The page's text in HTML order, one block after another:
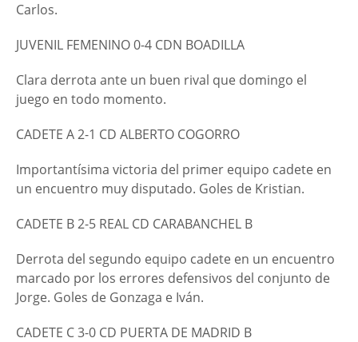
Carlos.
JUVENIL FEMENINO 0-4 CDN BOADILLA
Clara derrota ante un buen rival que domingo el
juego en todo momento.
CADETE A 2-1 CD ALBERTO COGORRO
Importantísima victoria del primer equipo cadete en
un encuentro muy disputado. Goles de Kristian.
CADETE B 2-5 REAL CD CARABANCHEL B
Derrota del segundo equipo cadete en un encuentro
marcado por los errores defensivos del conjunto de
Jorge. Goles de Gonzaga e Iván.
CADETE C 3-0 CD PUERTA DE MADRID B